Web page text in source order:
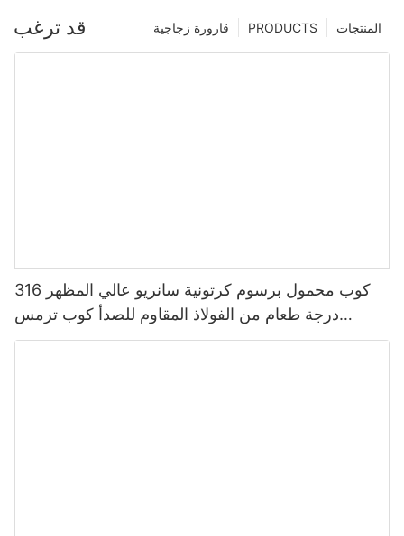
قد ترغب المنتجات PRODUCTS قارورة زجاجية
كوب محمول برسوم كرتونية سانريو عالي المظهر 316
درجة طعام من الفولاذ المقاوم للصدأ كوب ترمس
للأطفال